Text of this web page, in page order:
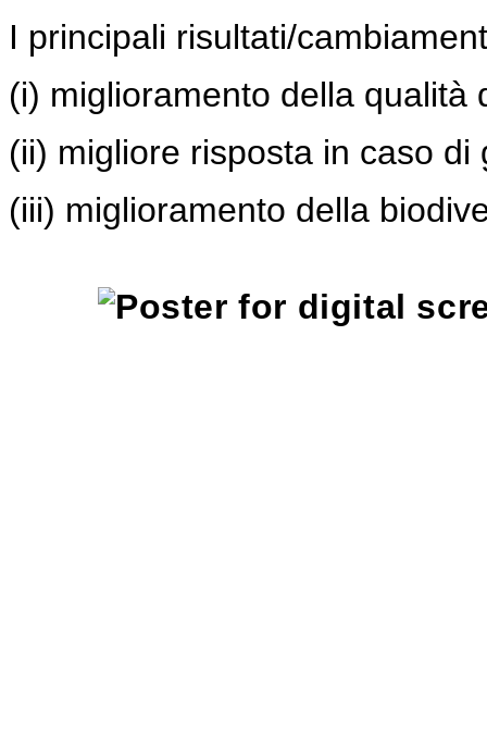
I principali risultati/
(i) miglioramento della qualità
(ii) migliore risposta in caso
(iii) miglioramento della